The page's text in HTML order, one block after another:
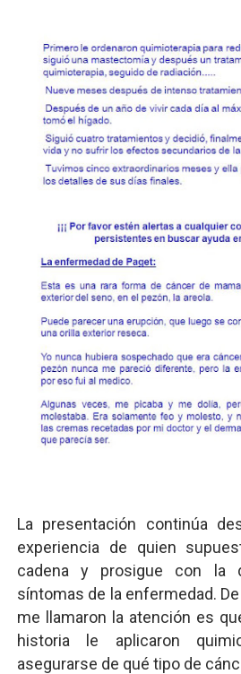
La presentación continúa
experiencia de quien
cadena y prosigue con la
síntomas de la enfermedad.
me llamaron la atención es
historia le aplicaron
asegurarse de qué tipo de